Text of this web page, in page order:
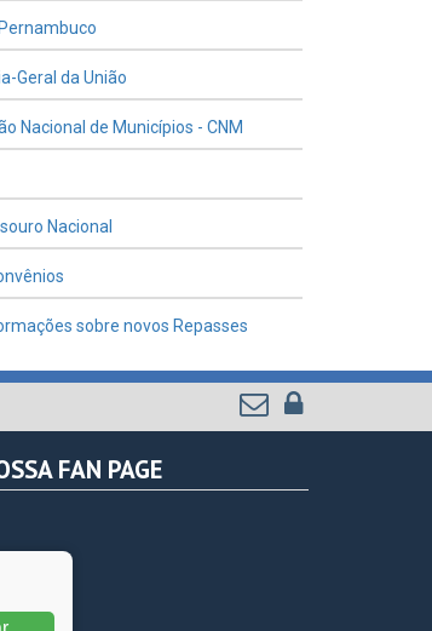
Geral da União
Nacional de Municípios - CNM
Nacional
sobre novos Repasses
FAN PAGE